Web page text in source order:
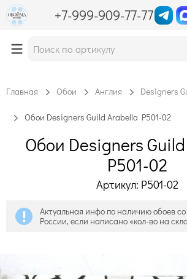
+7-999-909-77-77
Главная Обои Англия Designers
Обои Designers Guild Arabella P501-02
Обои Designers
P501-02
Артикул: P501-02
Актуальная инфо по наличию обоев со
России, если написано «кол-во на